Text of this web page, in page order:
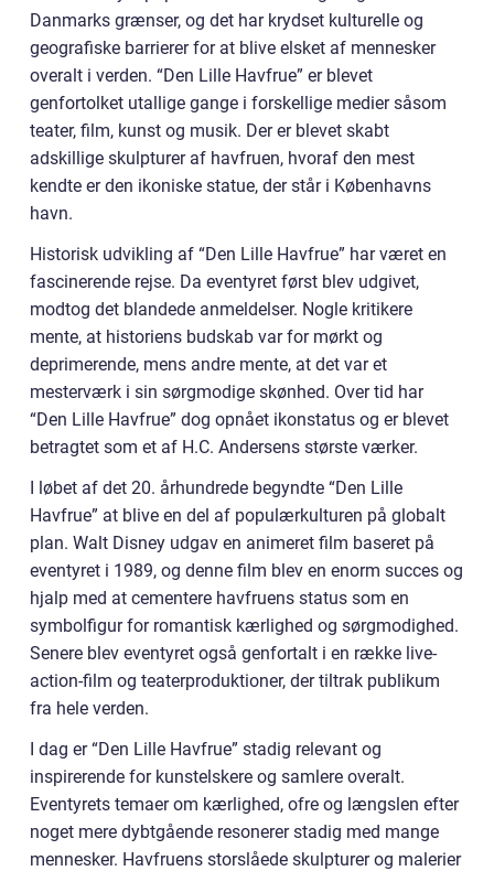
Danmarks grænser, og det har krydset kulturelle og
geografiske barrierer for at blive elsket af mennesker
overalt i verden. “Den Lille Havfrue” er blevet
genfortolket utallige gange i forskellige medier såsom
teater, film, kunst og musik. Der er blevet skabt
adskillige skulpturer af havfruen, hvoraf den mest
kendte er den ikoniske statue, der står i Københavns
havn.
Historisk udvikling af “Den Lille Havfrue” har været en
fascinerende rejse. Da eventyret først blev udgivet,
modtog det blandede anmeldelser. Nogle kritikere
mente, at historiens budskab var for mørkt og
deprimerende, mens andre mente, at det var et
mesterværk i sin sørgmodige skønhed. Over tid har
“Den Lille Havfrue” dog opnået ikonstatus og er blevet
betragtet som et af H.C. Andersens største værker.
I løbet af det 20. århundrede begyndte “Den Lille
Havfrue” at blive en del af populærkulturen på globalt
plan. Walt Disney udgav en animeret film baseret på
eventyret i 1989, og denne film blev en enorm succes og
hjalp med at cementere havfruens status som en
symbolfigur for romantisk kærlighed og sørgmodighed.
Senere blev eventyret også genfortalt i en række live-
action-film og teaterproduktioner, der tiltrak publikum
fra hele verden.
I dag er “Den Lille Havfrue” stadig relevant og
inspirerende for kunstelskere og samlere overalt.
Eventyrets temaer om kærlighed, ofre og længslen efter
noget mere dybtgående resonerer stadig med mange
mennesker. Havfruens storslåede skulpturer og malerier